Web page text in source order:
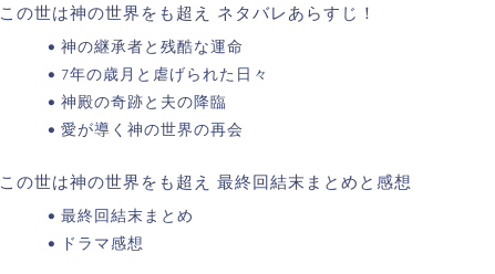
この世は神の世界をも超え ネタバレあらすじ！
神の継承者と残酷な運命
7年の歳月と虐げられた日々
神殿の奇跡と夫の降臨
愛が導く神の世界の再会
この世は神の世界をも超え 最終回結末まとめと感想
最終回結末まとめ
ドラマ感想